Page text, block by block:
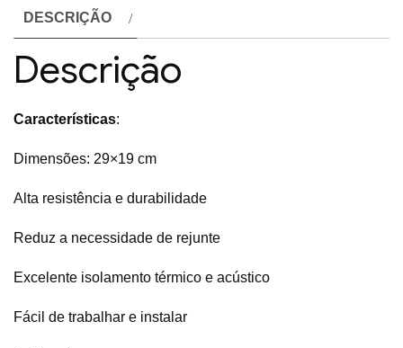
DESCRIÇÃO
Descrição
Características:
Dimensões: 29×19 cm
Alta resistência e durabilidade
Reduz a necessidade de rejunte
Excelente isolamento térmico e acústico
Fácil de trabalhar e instalar